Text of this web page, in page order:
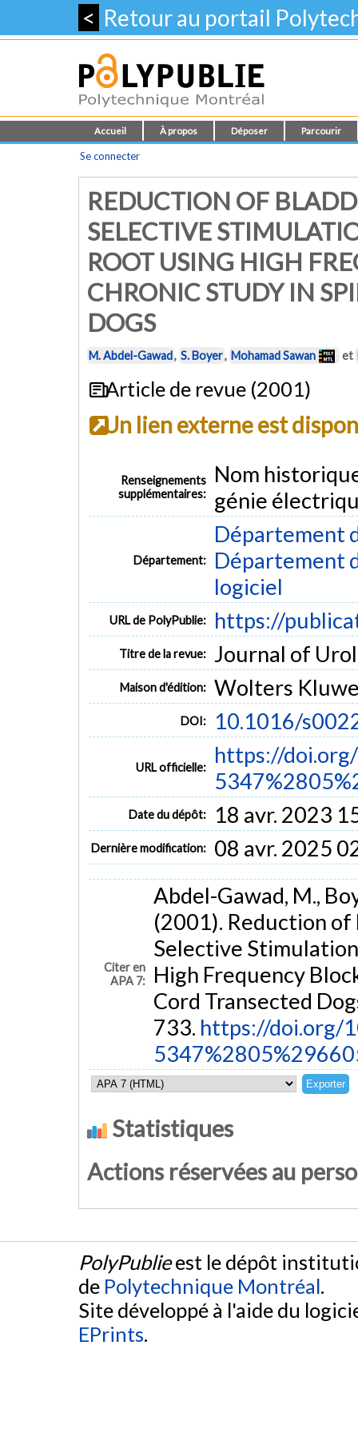
< Retour au portail
Accueil À propos Déposer Parcourir
Se connecter
REDUCTION OF
SELECTIVE
ROOT USING HIGH
CHRONIC STUDY IN
DOGS
M. Abdel-Gawad, S. Boyer, Mohamad Sawan et
Article de revue (2001)
Un lien externe est
Renseignements
supplémentaires:
Nom
génie
Département:
Département
Département
logiciel
URL de PolyPublie: https://
Titre de la revue: Journal of
Maison d'édition: Wolters
DOI: 10.1016/
URL officielle:
https://
Date du dépôt: 18 avr. 2023
Dernière modification: 08 avr. 2025
Citer en
APA 7:
Abdel-Gawad, M.,
(2001). Reduction
Selective
High Frequency
Cord Transected
733. https://doi.org/
Statistiques
Actions réservées au
PolyPublieest le dépôt
de Polytechnique Montréal.
Site développé à l'aide du
EPrints.